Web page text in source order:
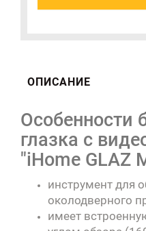
ОПИСАНИЕ
Особенности
глазка с
"iHome GLAZ
инструмент для
околодверного
имеет